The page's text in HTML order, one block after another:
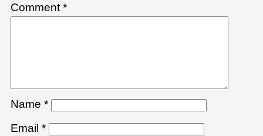
Comment *
Name *
Email *